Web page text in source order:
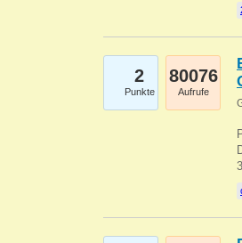
2
Punkte
80076
Aufrufe